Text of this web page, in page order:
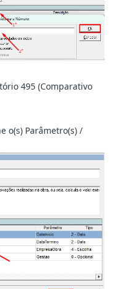
495 (Comparativo
o(s) Parâmetro(s) /